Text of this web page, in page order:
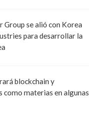
Group se alió con Korea
para desarrollar la
blockchain y
como materias en algunas